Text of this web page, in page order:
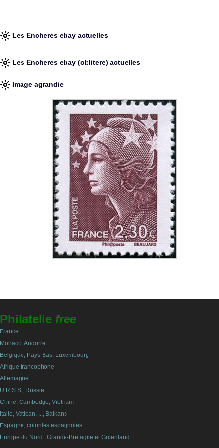
Les Encheres ebay actuelles
Les Encheres ebay (oblitere) actuelles
Image agrandie
Philatelie free
France
Monaco, Andorre
Belgique, Pays-Bas, Luxembourg
Afrique francophone
Allemagne
U.R.S.S., Russie
Chine, Cambodge, Vietnam
Italie, Vatican, ..., Balkans
Espagne, colonies espagnoles
Europe du Nord : Grande-Bretagne et Groenland